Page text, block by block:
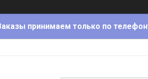
принимаем только по